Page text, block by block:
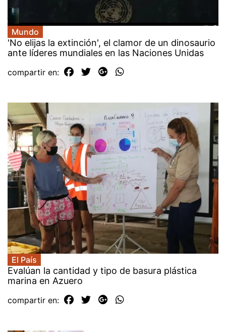
Mundo
'No elijas la extinción', el clamor de un dinosaurio
ante líderes mundiales en las Naciones Unidas
compartir en:
El País
Evalúan la cantidad y tipo de basura plástica
marina en Azuero
compartir en: